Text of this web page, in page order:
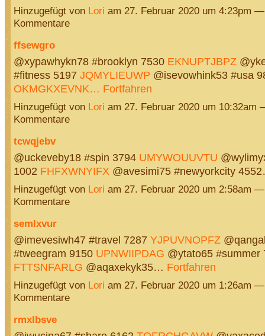
Hinzugefügt von Lori am 27. Februar 2020 um 4:23pm
Kommentare
ffsewgro
@xypawhykn78 #brooklyn 7530 EKNUPTJBPZ
#fitness 5197 JQMYLIEUWP @isevowhink53 #usa
OKMGKXEVNK… Fortfahren
Hinzugefügt von Lori am 27. Februar 2020 um 10:32am
Kommentare
tcwqjebv
@uckeveby18 #spin 3794 UMYWOUUVTU
1002 FHFXWNYIFX @avesimi75 #newyorkcity
Hinzugefügt von Lori am 27. Februar 2020 um 2:58am
Kommentare
semlxvur
@imevesiwh47 #travel 7287 YJPUVNOPFZ
#tweegram 9150 UPNWIIPDAG @ytato65 #summer
FTTSNFARLG @aqaxekyk35… Fortfahren
Hinzugefügt von Lori am 27. Februar 2020 um 1:26am
Kommentare
rmxlbsve